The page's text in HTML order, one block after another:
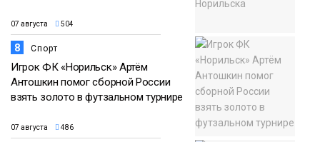
07 августа 504
8 Спорт
Игрок ФК «Норильск» Артём
Антошкин помог сборной России
взять золото в футзальном турнире
07 августа 486